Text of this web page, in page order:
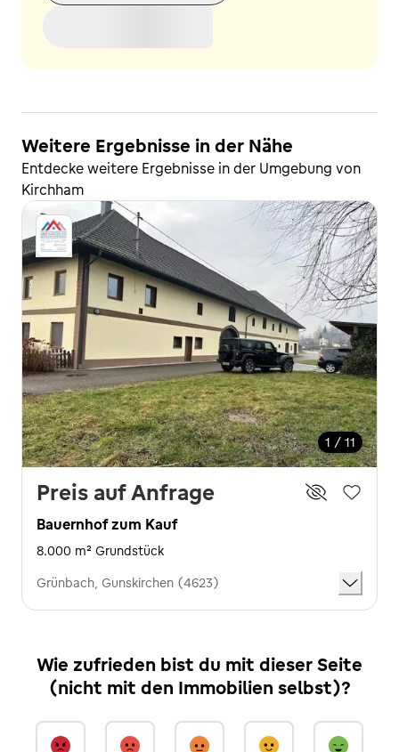
Weitere Ergebnisse in der Nähe
Entdecke weitere Ergebnisse in der Umgebung von
Kirchham
1 / 11
Preis auf Anfrage
Bauernhof zum Kauf
8.000 m² Grundstück
Grünbach, Gunskirchen (4623)
Wie zufrieden bist du mit dieser Seite
(nicht mit den Immobilien selbst)?